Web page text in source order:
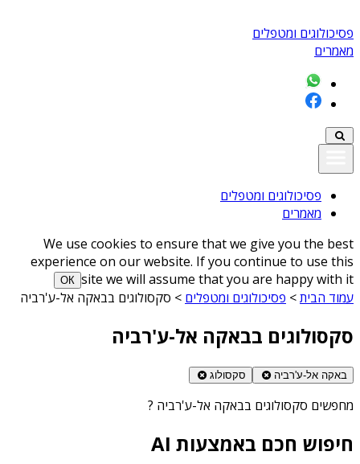
פסיכולוגים ומטפלים
מאמרים
פסיכולוגים ומטפלים
מאמרים
We use cookies to ensure that we give you the best
experience on our website. If you continue to use this
site we will assume that you are happy with it
ОК
עמוד הבית> פסיכולוגים ומטפלים > סקסולוגים בבאקה אל-ע'רביה
סקסולוגים בבאקה אל-ע'רביה
באקה אל-ע'רביה סקסולוג
מחפשים סקסולוגים בבאקה אל-ע'רביה ?
חיפוש חכם באמצעות AI